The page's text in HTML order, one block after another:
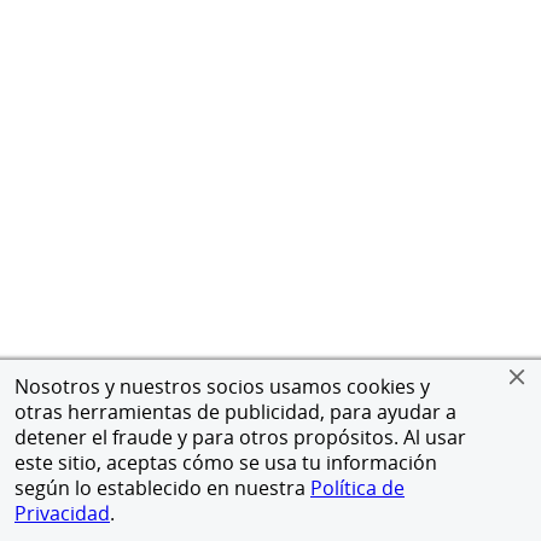
Nosotros y nuestros socios usamos cookies y
otras herramientas de publicidad, para ayudar a
detener el fraude y para otros propósitos. Al usar
este sitio, aceptas cómo se usa tu información
según lo establecido en nuestra Política de
Privacidad.